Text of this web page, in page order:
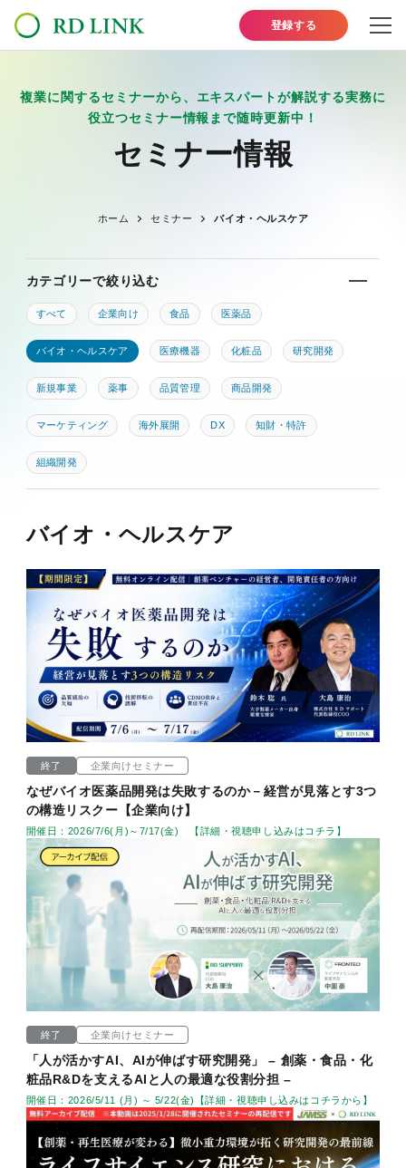
登録する
複業に関するセミナーから、エキスパートが解説する実務に
役立つセミナー情報まで随時更新中！
セミナー情報
ホーム セミナー バイオ・ヘルスケア
カテゴリーで絞り込む
すべて 企業向け 食品 医薬品
バイオ・ヘルスケア 医療機器 化粧品 研究開発
新規事業 薬事 品質管理 商品開発
マーケティング 海外展開 DX 知財・特許
組織開発
バイオ・ヘルスケア
終了 企業向けセミナー
なぜバイオ医薬品開発は失敗するのか－経営が見落とす3つ
の構造リスクー【企業向け】
開催日：2026/7/6(月)～7/17(金) 【詳細・視聴申し込みはコチラ】
終了 企業向けセミナー
「人が活かすAI、AIが伸ばす研究開発」 – 創薬・食品・化
粧品R&Dを支えるAIと人の最適な役割分担 –
開催日：2026/5/11 (月) ～ 5/22(金)【詳細・視聴申し込みはコチラから】